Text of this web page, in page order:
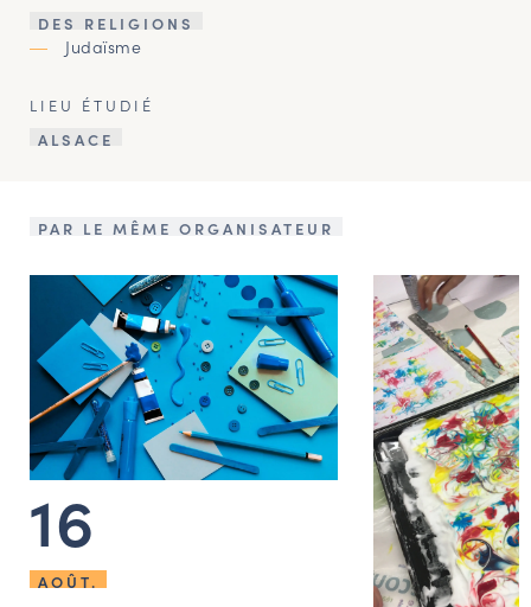
DES RELIGIONS
Judaïsme
LIEU ÉTUDIÉ
ALSACE
PAR LE MÊME ORGANISATEUR
16
AOÛT.